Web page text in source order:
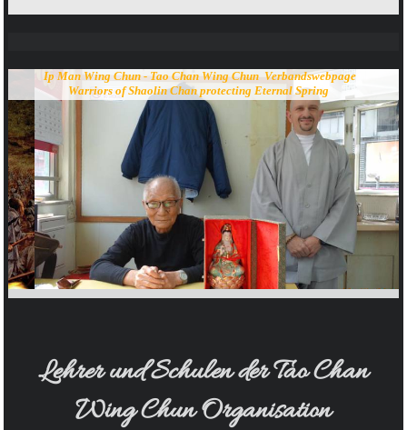
Ip Man Wing Chun - Tao Chan Wing Chun Verbandswebpage
Warriors of Shaolin Chan protecting Eternal Spring
Lehrer und Schulen der Tao Chan
Wing Chun Organisation